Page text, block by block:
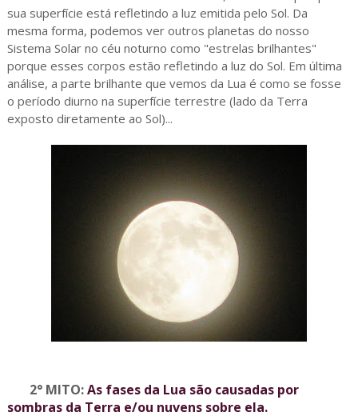
sua superfície está refletindo a luz emitida pelo Sol. Da
mesma forma, podemos ver outros planetas do nosso
Sistema Solar no céu noturno como "estrelas brilhantes"
porque esses corpos estão refletindo a luz do Sol. Em última
análise, a parte brilhante que vemos da Lua é como se fosse
o período diurno na superfície terrestre (lado da Terra
exposto diretamente ao Sol)...
2° MITO:As fases da Lua são causadas por
sombras da Terra e/ou nuvens sobre ela.